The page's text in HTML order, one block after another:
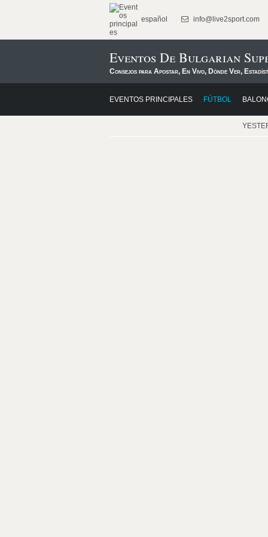
español info@live2sport.com
Eventos De Bulgarian
Consejos para Apostar, En Vivo, Dónde Ver,
EVENTOS PRINCIPALES FÚTBOL